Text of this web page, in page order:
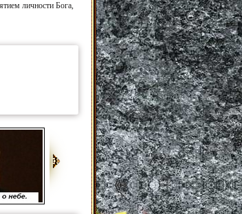
личности Бога,